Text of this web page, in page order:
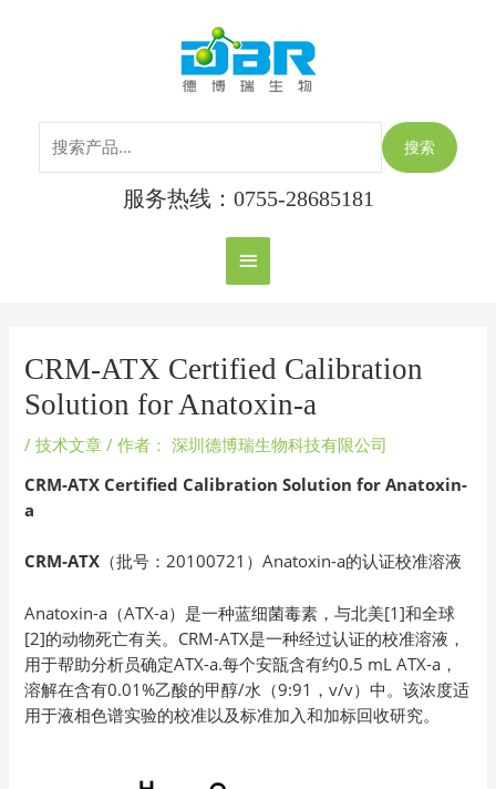
主
菜
单
搜索
服务热线：0755-28685181
CRM-ATX Certified Calibration
Solution for Anatoxin-a
/技术文章 / 作者： 深圳德博瑞生物科技有限公司
CRM-ATX Certified Calibration Solution for Anatoxin-
a
CRM-ATX （批号：20100721）Anatoxin-a的认证校准溶液
Anatoxin-a（ATX-a）是一种蓝细菌毒素，与北美[1]和全球
[2]的动物死亡有关。CRM-ATX是一种经过认证的校准溶液，
用于帮助分析员确定ATX-a.每个安瓿含有约0.5 mL ATX-a，
溶解在含有0.01%乙酸的甲醇/水（9:91，v/v）中。该浓度适
用于液相色谱实验的校准以及标准加入和加标回收研究。